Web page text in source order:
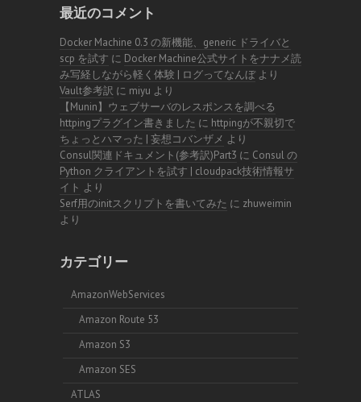
最近のコメント
Docker Machine 0.3 の新機能、generic ドライバと
scp を試す に Docker Machine公式サイトをナナメ読
み写経しながら軽く体験 | ログってなんぼより
Vault参考訳 に miyu より
【Munin】ウェブサーバのレスポンスを調べる
httpingプラグイン書きました に httpingが不親切で
ちょっとハマった | 妄想コバンザメ より
Consul関連ドキュメント(参考訳)Part3 に Consul の
Python クライアントを試す | cloudpack技術情報サ
イト より
Serf用のinitスクリプトを書いてみた に zhuweimin
より
カテゴリー
AmazonWebServices
Amazon Route 53
Amazon S3
Amazon SES
ATLAS